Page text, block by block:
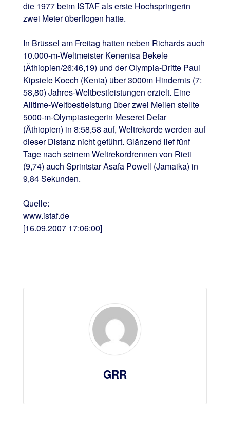
die 1977 beim ISTAF als erste Hochspringerin
zwei Meter überflogen hatte.
In Brüssel am Freitag hatten neben Richards auch
10.000-m-Weltmeister Kenenisa Bekele
(Äthiopien/26:46,19) und der Olympia-Dritte Paul
Kipsiele Koech (Kenia) über 3000m Hindernis (7:
58,80) Jahres-Weltbestleistungen erzielt. Eine
Alltime-Weltbestleistung über zwei Meilen stellte
5000-m-Olympiasiegerin Meseret Defar
(Äthiopien) in 8:58,58 auf, Weltrekorde werden auf
dieser Distanz nicht geführt. Glänzend lief fünf
Tage nach seinem Weltrekordrennen von Rieti
(9,74) auch Sprintstar Asafa Powell (Jamaika) in
9,84 Sekunden.
Quelle:
www.istaf.de
[16.09.2007 17:06:00]
GRR